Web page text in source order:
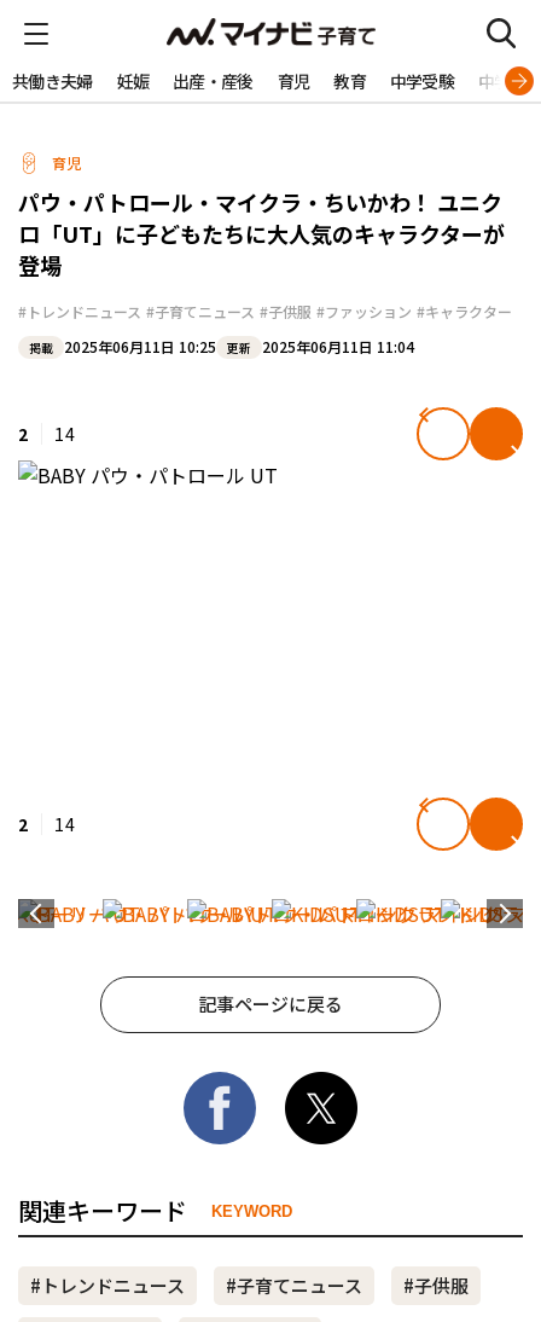
共働き夫婦 妊娠 出産・産後 育児 教育 中学受験 中学生
育児
パウ・パトロール・マイクラ・ちいかわ！ ユニク
ロ「UT」に子どもたちに大人気のキャラクターが
登場
#トレンドニュース #子育てニュース #子供服 #ファッション #キャラクター
掲載 2025年06月11日 10:25 更新 2025年06月11日 11:04
2 14
2 14
記事ページに戻る
関連キーワード KEYWORD
#トレンドニュース #子育てニュース
#子供服